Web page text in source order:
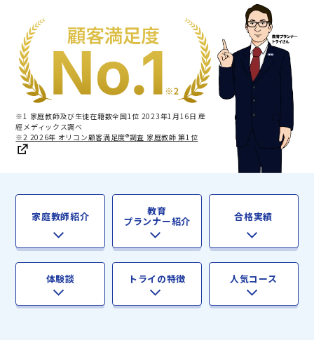
※1 家庭教師及び生徒在籍数全国1位 2023年1月16日 産
經メディックス調べ
※2 2026年 オリコン顧客満足度®調査 家庭教師 第1位
家庭教師紹介 教育
プランナー紹介 合格実績
体験談 トライの特徴 人気コース